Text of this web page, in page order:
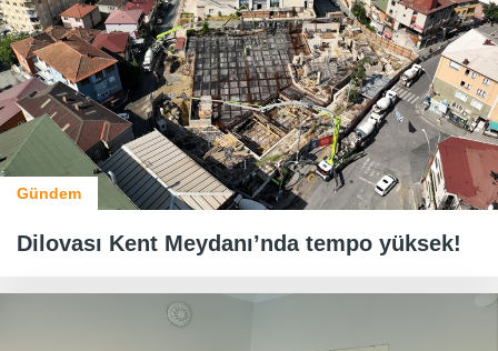
Gündem
Dilovası Kent Meydanı’nda tempo yüksek!